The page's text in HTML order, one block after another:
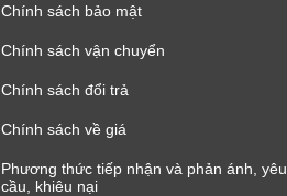
Chính sách bảo mật
Chính sách vận chuyển
Chính sách đổi trả
Chính sách về giá
Phương thức tiếp nhận và phản ánh, yêu
cầu, khiêu nại